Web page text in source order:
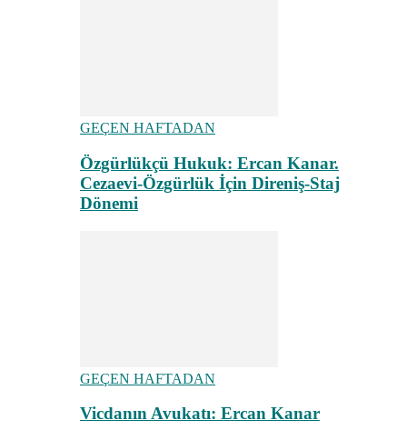
GEÇEN HAFTADAN
Özgürlükçü Hukuk: Ercan Kanar.
Cezaevi-Özgürlük İçin Direniş-Staj
Dönemi
GEÇEN HAFTADAN
Vicdanın Avukatı: Ercan Kanar